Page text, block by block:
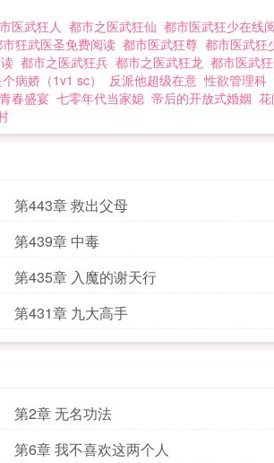
医武狂人 都市之医武狂仙 都市医武狂少在线
狂武医圣免费阅读 都市医武狂尊 都市医武狂
都市之医武狂兵 都市之医武狂龙 都市医武
病娇（1v1 sc） 反派他超级在意 性欲管理科
春盛宴 七零年代当家媳 帝后的开放式婚姻
第443章 救出父母
第439章 中毒
第435章 入魔的谢天行
第431章 九大高手
第2章 无名功法
第6章 我不喜欢这两个人